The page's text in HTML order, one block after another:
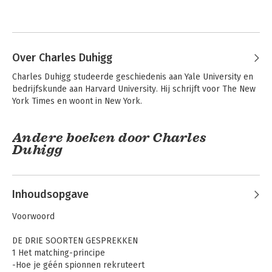
Over Charles Duhigg
Charles Duhigg studeerde geschiedenis aan Yale University en
bedrijfskunde aan Harvard University. Hij schrijft voor The New
York Times en woont in New York.
Andere boeken door Charles
Duhigg
Inhoudsopgave
Voorwoord
DE DRIE SOORTEN GESPREKKEN
1 Het matching-principe
-Hoe je géén spionnen rekruteert